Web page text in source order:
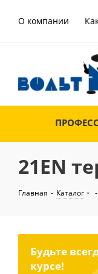
О компании
21EN
Главная - Каталог -
Будьте
курсе!